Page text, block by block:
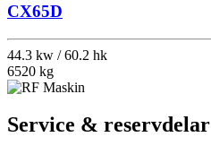
CX65D
44.3 kw / 60.2 hk
6520 kg
Service & reservdelar